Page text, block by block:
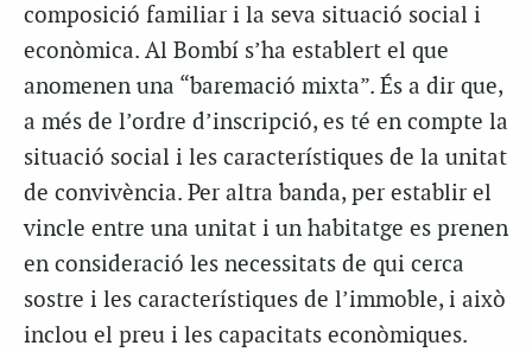
composició familiar i la seva situació social i
econòmica. Al Bombí s’ha establert el que
anomenen una “baremació mixta”. És a dir que,
a més de l’ordre d’inscripció, es té en compte la
situació social i les característiques de la unitat
de convivència. Per altra banda, per establir el
vincle entre una unitat i un habitatge es prenen
en consideració les necessitats de qui cerca
sostre i les característiques de l’immoble, i això
inclou el preu i les capacitats econòmiques.